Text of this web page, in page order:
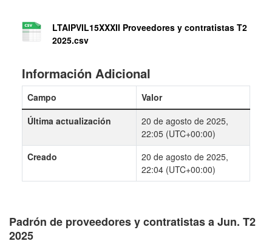
Padrón de proveedores y contratistas a Jun. T2
2025
LTAIPVIL15XXXII Proveedores y contratistas T2
2025.csv
Información Adicional
Campo
Valor
Última actualización
20 de agosto de 2025,
22:05 (UTC+00:00)
Creado
20 de agosto de 2025,
22:04 (UTC+00:00)